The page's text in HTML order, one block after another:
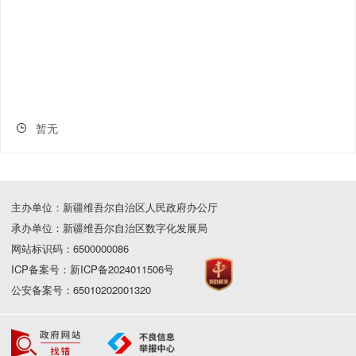
暂无
主办单位：新疆维吾尔自治区人民政府办公厅
承办单位：新疆维吾尔自治区数字化发展局
网站标识码：6500000086
ICP备案号：新ICP备2024011506号
公安备案号：65010202001320